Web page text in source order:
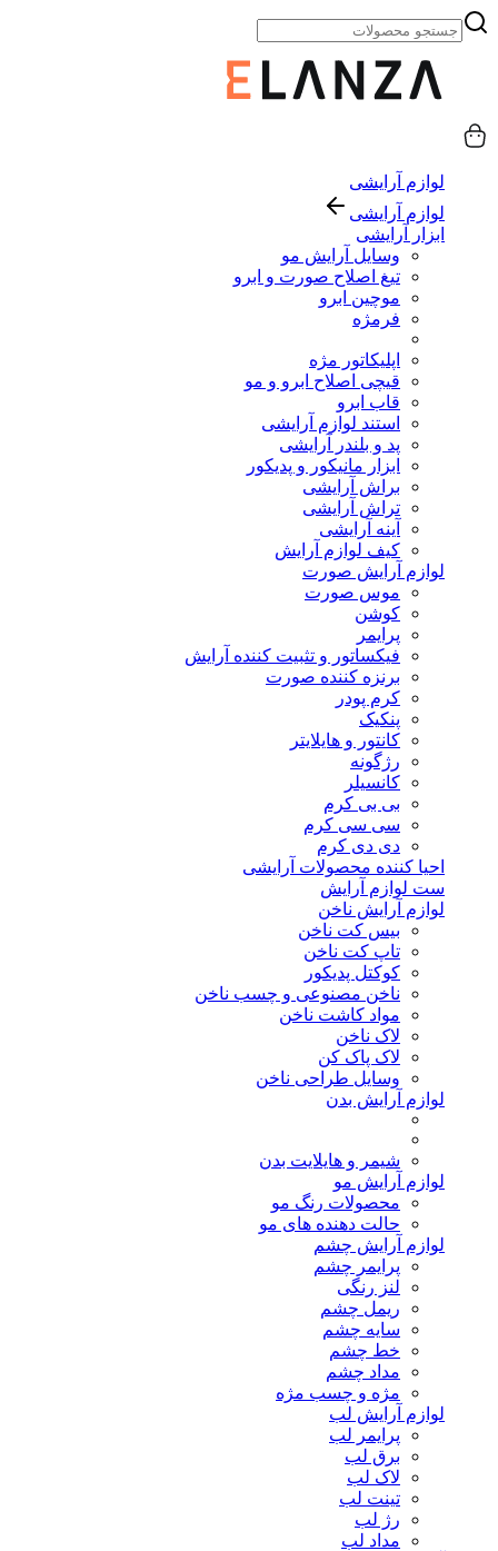
لوازم آرایشی
لوازم آرایشی
ابزار آرایشی
وسایل آرایش مو
تیغ اصلاح صورت و ابرو
موچین ابرو
فرمژه
اپلیکاتور مژه
قیچی اصلاح ابرو و مو
قاب ابرو
استند لوازم آرایشی
پد و بلندر آرایشی
ابزار مانیکور و پدیکور
براش آرایشی
تراش آرایشی
آینه آرایشی
کیف لوازم آرایش
لوازم آرایش صورت
موس صورت
کوشن
پرایمر
فیکساتور و تثبیت کننده آرایش
برنزه کننده صورت
کرم پودر
پنکیک
کانتور و هایلایتر
رژگونه
کانسیلر
بی بی کرم
سی سی کرم
دی دی کرم
احیا کننده محصولات آرایشی
ست لوازم آرایش
لوازم آرایش ناخن
بیس کت ناخن
تاپ کت ناخن
کوکتل پدیکور
ناخن مصنوعی و چسب ناخن
مواد کاشت ناخن
لاک ناخن
لاک پاک کن
وسایل طراحی ناخن
لوازم آرایش بدن
شیمر و هایلایت بدن
لوازم آرایش مو
محصولات رنگ مو
حالت دهنده های مو
لوازم آرایش چشم
پرایمر چشم
لنز رنگی
ریمل چشم
سایه چشم
خط چشم
مداد چشم
مژه و چسب مژه
لوازم آرایش لب
پرایمر لب
برق لب
لاک لب
تینت لب
رژ لب
مداد لب